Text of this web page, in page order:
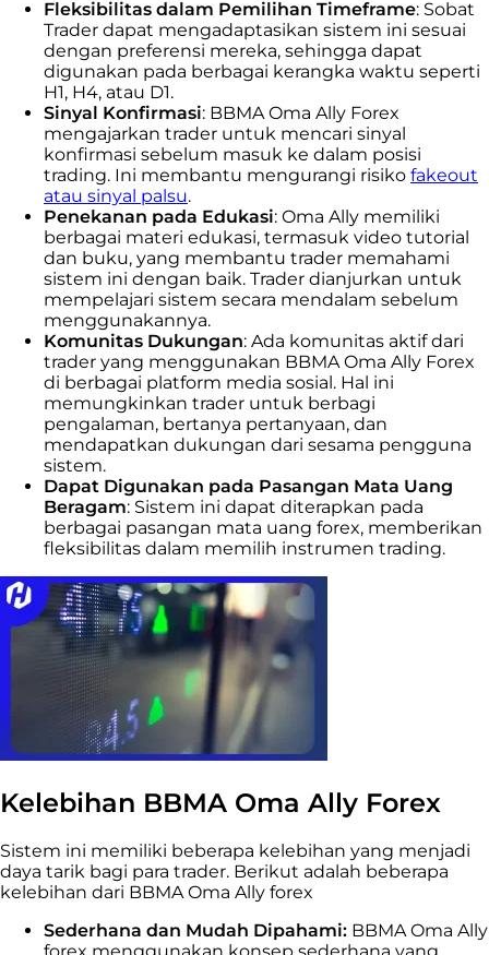
Fleksibilitas dalam Pemilihan Timeframe: Sobat
Trader dapat mengadaptasikan sistem ini sesuai
dengan preferensi mereka, sehingga dapat
digunakan pada berbagai kerangka waktu seperti
H1, H4, atau D1.
Sinyal Konfirmasi: BBMA Oma Ally Forex
mengajarkan trader untuk mencari sinyal
konfirmasi sebelum masuk ke dalam posisi
trading. Ini membantu mengurangi risiko fakeout
atau sinyal palsu.
Penekanan pada Edukasi: Oma Ally memiliki
berbagai materi edukasi, termasuk video tutorial
dan buku, yang membantu trader memahami
sistem ini dengan baik. Trader dianjurkan untuk
mempelajari sistem secara mendalam sebelum
menggunakannya.
Komunitas Dukungan: Ada komunitas aktif dari
trader yang menggunakan BBMA Oma Ally Forex
di berbagai platform media sosial. Hal ini
memungkinkan trader untuk berbagi
pengalaman, bertanya pertanyaan, dan
mendapatkan dukungan dari sesama pengguna
sistem.
Dapat Digunakan pada Pasangan Mata Uang
Beragam: Sistem ini dapat diterapkan pada
berbagai pasangan mata uang forex, memberikan
fleksibilitas dalam memilih instrumen trading.
Kelebihan BBMA Oma Ally Forex
Sistem ini memiliki beberapa kelebihan yang menjadi
daya tarik bagi para trader. Berikut adalah beberapa
kelebihan dari BBMA Oma Ally forex
Sederhana dan Mudah Dipahami: BBMA Oma Ally